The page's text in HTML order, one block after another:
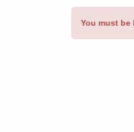
You must be